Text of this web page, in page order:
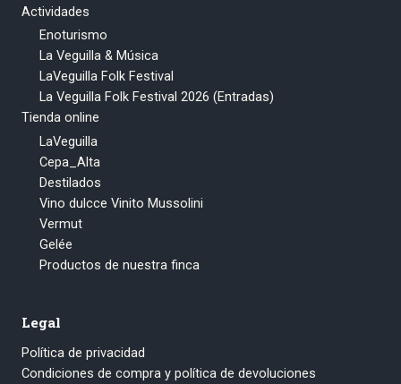
Actividades
Enoturismo
La Veguilla & Música
LaVeguilla Folk Festival
La Veguilla Folk Festival 2026 (Entradas)
Tienda online
LaVeguilla
Cepa_Alta
Destilados
Vino dulcce Vinito Mussolini
Vermut
Gelée
Productos de nuestra finca
Legal
Política de privacidad
Condiciones de compra y política de devoluciones